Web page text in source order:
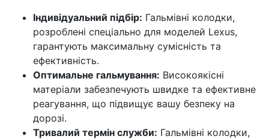
Індивідуальний підбір: Гальмівні колодки,
розроблені спеціально для моделей Lexus,
гарантують максимальну сумісність та
ефективність.
Оптимальне гальмування: Високоякісні
матеріали забезпечують швидке та ефективне
реагування, що підвищує вашу безпеку на
дорозі.
Тривалий термін служби: Гальмівні колодки,